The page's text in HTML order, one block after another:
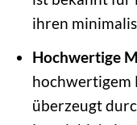
ihren
Hochwertige
hochwertigem
überzeugt